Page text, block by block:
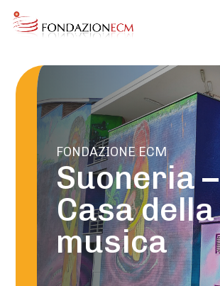
FONDAZIONE ECM
Suoneria –
Casa della
musica